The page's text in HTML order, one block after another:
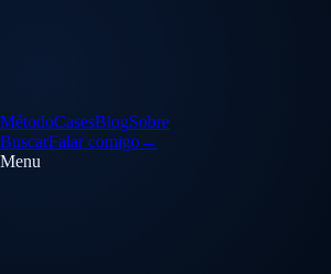
MétodoCasesBlogSobre
BuscarFalar comigo→
Menu